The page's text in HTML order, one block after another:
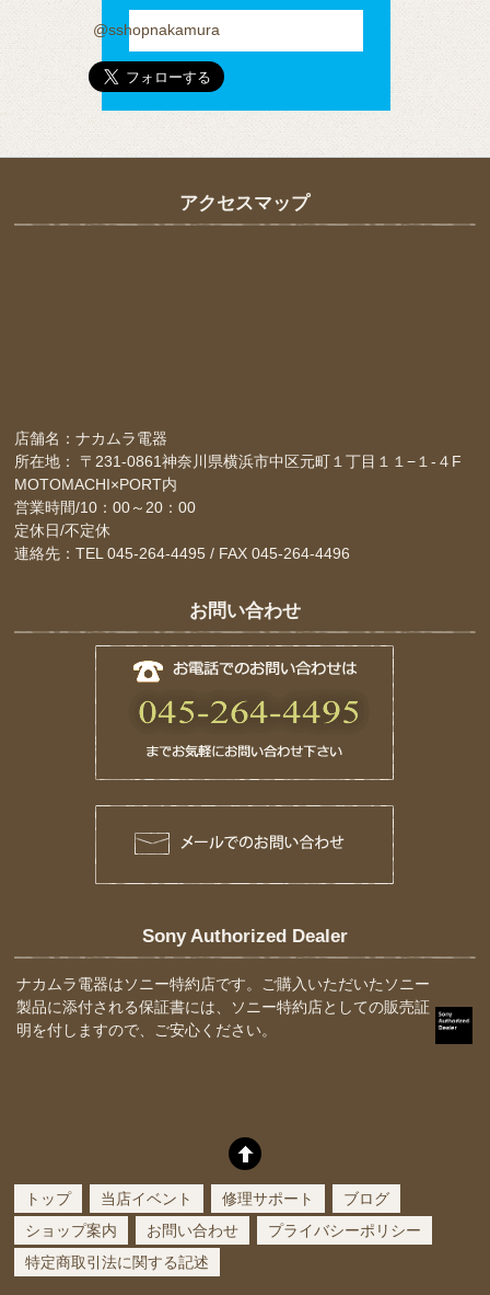
@sshopnakamura
アクセスマップ
店舗名：ナカムラ電器
所在地： 〒231-0861神奈川県横浜市中区元町１丁目１１−１-４F
MOTOMACHI×PORT内
営業時間/10：00～20：00
定休日/不定休
連絡先：TEL 045-264-4495 / FAX 045-264-4496
お問い合わせ
Sony Authorized Dealer
ナカムラ電器はソニー特約店です。ご購入いただいたソニー
製品に添付される保証書には、ソニー特約店としての販売証
明を付しますので、ご安心ください。
トップ 当店イベント 修理サポート
ブログ
ショップ案内
お問い合わせ
プライバシーポリシー
特定商取引法に関する記述